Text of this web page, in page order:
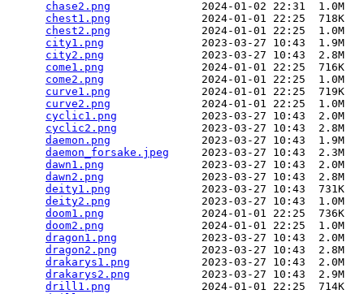
chase2.png
              2024-01-02 22:31  1.0M
chest1.png
              2024-01-01 22:25  718K
chest2.png
              2024-01-01 22:25  1.0M
city1.png
               2023-03-27 10:43  1.9M
city2.png
               2023-03-27 10:43  2.8M
come1.png
               2024-01-01 22:25  716K
come2.png
               2024-01-01 22:25  1.0M
curve1.png
              2024-01-01 22:25  719K
curve2.png
              2024-01-01 22:25  1.0M
cyclic1.png
             2023-03-27 10:43  2.0M
cyclic2.png
             2023-03-27 10:43  2.8M
daemon.png
              2023-03-27 10:43  1.9M
daemon_forsake.jpeg
     2023-03-27 10:43  2.3M
dawn1.png
               2023-03-27 10:43  2.0M
dawn2.png
               2023-03-27 10:43  2.8M
deity1.png
              2023-03-27 10:43  731K
deity2.png
              2023-03-27 10:43  1.0M
doom1.png
               2024-01-01 22:25  736K
doom2.png
               2024-01-01 22:25  1.0M
dragon1.png
             2023-03-27 10:43  2.0M
dragon2.png
             2023-03-27 10:43  2.8M
drakarys1.png
           2023-03-27 10:43  2.0M
drakarys2.png
           2023-03-27 10:43  2.9M
drill1.png
              2024-01-01 22:25  714K